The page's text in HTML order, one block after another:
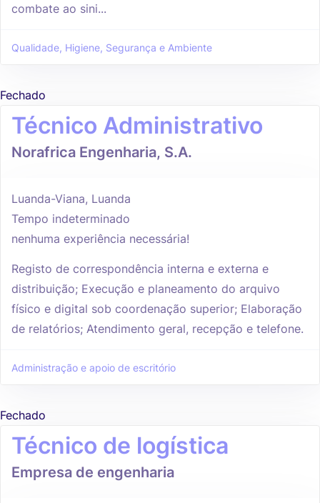
combate ao sini...
Qualidade, Higiene, Segurança e Ambiente
Fechado
Técnico Administrativo
Norafrica Engenharia, S.A.
Luanda-Viana, Luanda
Tempo indeterminado
nenhuma experiência necessária!
Registo de correspondência interna e externa e
distribuição; Execução e planeamento do arquivo
físico e digital sob coordenação superior; Elaboração
de relatórios; Atendimento geral, recepção e telefone.
Administração e apoio de escritório
Fechado
Técnico de logística
Empresa de engenharia